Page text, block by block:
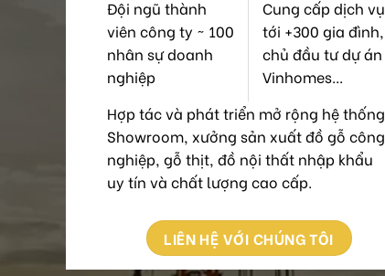
Đội ngũ thành
viên công ty ~ 100
nhân sự doanh
nghiệp
Cung cấp dịch vụ
tới +300 gia đình,
chủ đầu tư dự án
Vinhomes...
Hợp tác và phát triển mở rộng hệ thống
Showroom, xưởng sản xuất đồ gỗ công
nghiệp, gỗ thịt, đồ nội thất nhập khẩu
uy tín và chất lượng cao cấp.
LIÊN HỆ VỚI CHÚNG TÔI